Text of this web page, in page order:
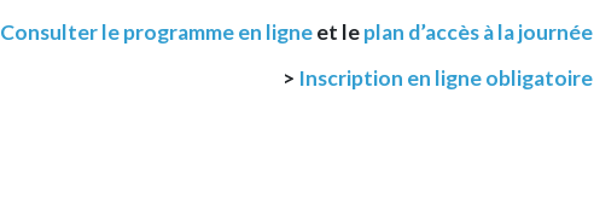
Consulter le programme en ligneet leplan d’accès à la journée
> Inscription en ligne obligatoire